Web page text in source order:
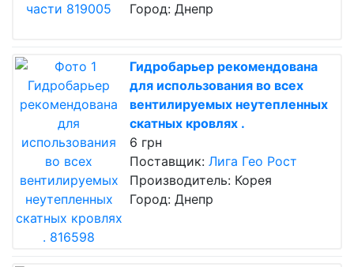
Город: Днепр
Гидробарьер рекомендована
для использования во всех
вентилируемых неутепленных
скатных кровлях .
6 грн
Поставщик: Лига Гео Рост
Производитель: Корея
Город: Днепр